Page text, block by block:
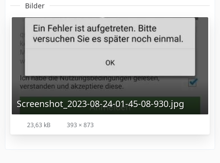
Bilder
Screenshot_2023-08-24-01-45-08-930.jpg
23,63 kB 393 × 873